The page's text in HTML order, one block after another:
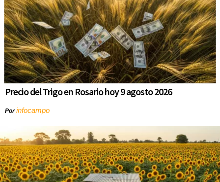
Precio del Trigo en Rosario hoy 9 agosto 2026
Porinfocampo